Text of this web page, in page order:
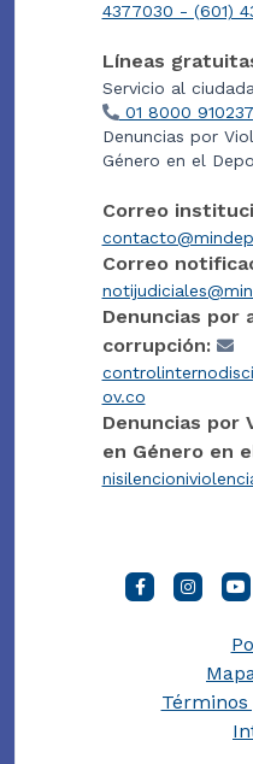
4377030 - (601)
Líneas
Servicio al
01 8000 910237
Denuncias por
Género en el
Correo
Correo
Denuncias por
corrupción:
ov.co
Denuncias por
en Género en